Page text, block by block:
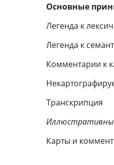
Основные
Легенда к
Легенда к
Комментарии к
Транскрипция
Карты и